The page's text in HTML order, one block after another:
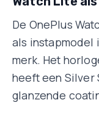
De OnePlus
als instapmodel
merk. Het
heeft een Silver
glanzende